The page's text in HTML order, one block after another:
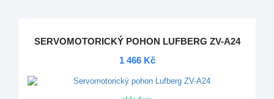
SERVOMOTORICKÝ POHON LUFBERG ZV-A24
1 466 Kč